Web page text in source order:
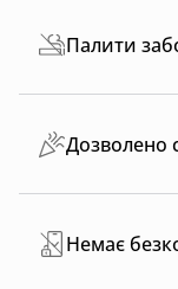
Палити
Дозволено
Немає